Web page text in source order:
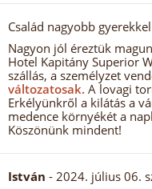
Család nagyobb gyerekkel
Nagyon jól éreztük
Hotel Kapitány Superior
szállás, a személyzet
változatosak. A lovagi
Erkélyünkről a kilátás a
medence környékét a
Köszönünk mindent!
István - 2024. július 06.